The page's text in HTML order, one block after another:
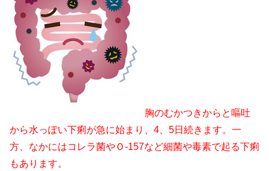
胸のむかつきからと嘔吐
から水っぽい下痢が急に始まり、4、5日続きます。一
方、なかにはコレラ菌やＯ-157など細菌や毒素で起る下痢
もあります。